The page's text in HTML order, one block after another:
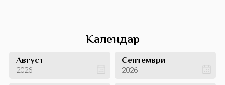
Календар
Август
2026
Септември
2026